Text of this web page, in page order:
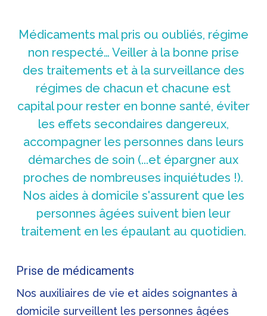
Médicaments mal pris ou oubliés, régime
non respecté… Veiller à la bonne prise
des traitements et à la surveillance des
régimes de chacun et chacune est
capital pour rester en bonne santé, éviter
les effets secondaires dangereux,
accompagner les personnes dans leurs
démarches de soin (...et épargner aux
proches de nombreuses inquiétudes !).
Nos aides à domicile s'assurent que les
personnes âgées suivent bien leur
traitement en les épaulant au quotidien.
Prise de médicaments
Nos auxiliaires de vie et aides soignantes à
domicile surveillent les personnes âgées